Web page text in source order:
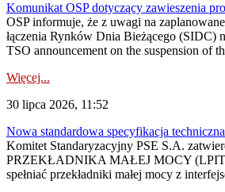
Komunikat OSP dotyczący zawieszenia
OSP informuje, że z uwagi na
łączenia Rynków Dnia Bieżącego (SIDC)
TSO announcement on the suspension of
Więcej...
30 lipca 2026, 11:52
Nowa standardowa specyfikacja
Komitet Standaryzacyjny PSE S.A.
PRZEKŁADNIKA MAŁEJ MOCY
spełniać przekładniki małej mocy z